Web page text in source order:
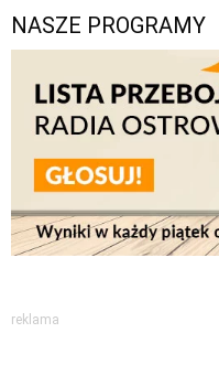
NASZE PROGRAMY
reklama